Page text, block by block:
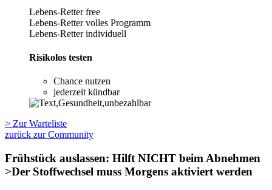
Lebens-Retter free
Lebens-Retter volles Programm
Lebens-Retter individuell
Risikolos testen
Chance nutzen
jederzeit kündbar
> Zur Warteliste
zurück zur Community
Frühstück auslassen: Hilft NICHT beim Abnehmen
>Der Stoffwechsel muss Morgens aktiviert werden